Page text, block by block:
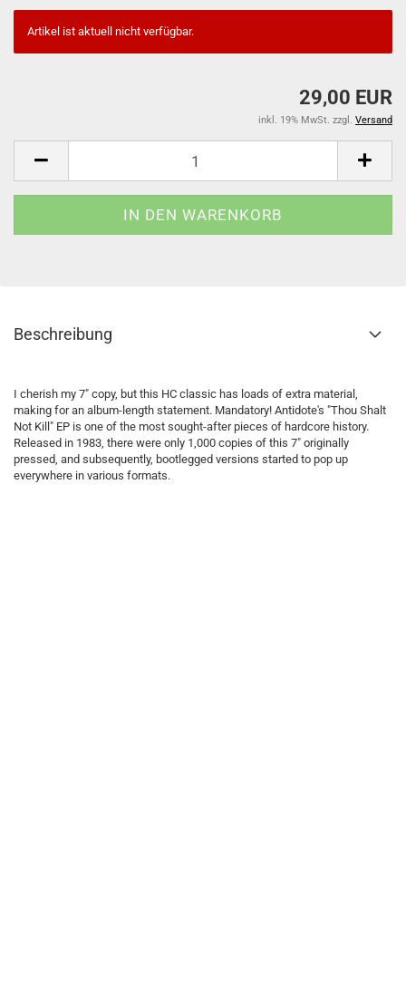
Artikel ist aktuell nicht verfügbar.
29,00 EUR
inkl. 19% MwSt. zzgl. Versand
Beschreibung
I cherish my 7" copy, but this HC classic has loads of extra material,
making for an album-length statement. Mandatory! Antidote's "Thou Shalt
Not Kill" EP is one of the most sought-after pieces of hardcore history.
Released in 1983, there were only 1,000 copies of this 7" originally
pressed, and subsequently, bootlegged versions started to pop up
everywhere in various formats.